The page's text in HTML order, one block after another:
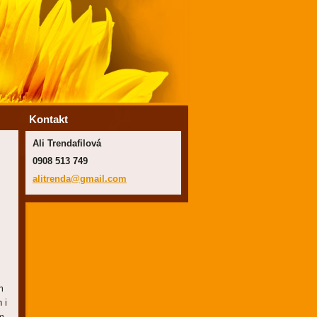
i
Kontakt
Ali Trendafilová
0908 513 749
alitrenda@gmail.com